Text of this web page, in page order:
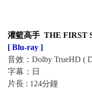
灌籃高手 THE FIRST
[ Blu-ray ]
音效：Dolby TrueHD (
字幕：日
片長 : 124分鐘